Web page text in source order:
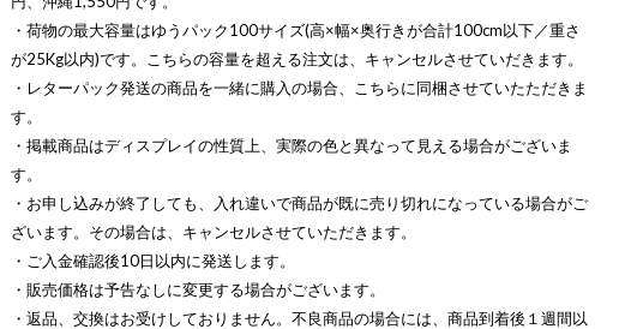
・荷物の最大容量はゆうパック100サイズ(高×幅×奥行きが合計100cm以下／重さ
が25Kg以内)です。こちらの容量を超える注文は、キャンセルさせていだきます。
・レターパック発送の商品を一緒に購入の場合、こちらに同梱させていたただきま
す。
・掲載商品はディスプレイの性質上、実際の色と異なって見える場合がございま
す。
・お申し込みが終了しても、入れ違いで商品が既に売り切れになっている場合がご
ざいます。その場合は、キャンセルさせていただきます。
・ご入金確認後10日以内に発送します。
・販売価格は予告なしに変更する場合がございます。
・返品、交換はお受けしておりません。不良商品の場合には、商品到着後１週間以